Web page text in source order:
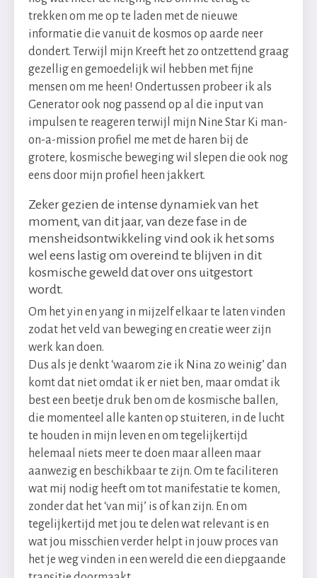
trekken om me op te laden met de nieuwe
informatie die vanuit de kosmos op aarde neer
dondert. Terwijl mijn Kreeft het zo ontzettend graag
gezellig en gemoedelijk wil hebben met fijne
mensen om me heen! Ondertussen probeer ik als
Generator ook nog passend op al die input van
impulsen te reageren terwijl mijn Nine Star Ki man-
on-a-mission profiel me met de haren bij de
grotere, kosmische beweging wil slepen die ook nog
eens door mijn profiel heen jakkert.
Zeker gezien de intense dynamiek van het
moment, van dit jaar, van deze fase in de
mensheidsontwikkeling vind ook ik het soms
wel eens lastig om overeind te blijven in dit
kosmische geweld dat over ons uitgestort
wordt.
Om het yin en yang in mijzelf elkaar te laten vinden
zodat het veld van beweging en creatie weer zijn
werk kan doen.
Dus als je denkt ‘waarom zie ik Nina zo weinig’ dan
komt dat niet omdat ik er niet ben, maar omdat ik
best een beetje druk ben om de kosmische ballen,
die momenteel alle kanten op stuiteren, in de lucht
te houden in mijn leven en om tegelijkertijd
helemaal niets meer te doen maar alleen maar
aanwezig en beschikbaar te zijn. Om te faciliteren
wat mij nodig heeft om tot manifestatie te komen,
zonder dat het ‘van mij’ is of kan zijn. En om
tegelijkertijd met jou te delen wat relevant is en
wat jou misschien verder helpt in jouw proces van
het je weg vinden in een wereld die een diepgaande